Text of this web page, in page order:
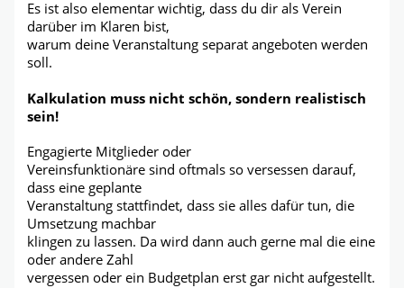
Es ist also elementar wichtig, dass du dir als Verein
darüber im Klaren bist,
warum deine Veranstaltung separat angeboten werden
soll.
Kalkulation muss nicht schön, sondern realistisch
sein!
Engagierte Mitglieder oder
Vereinsfunktionäre sind oftmals so versessen darauf,
dass eine geplante
Veranstaltung stattfindet, dass sie alles dafür tun, die
Umsetzung machbar
klingen zu lassen. Da wird dann auch gerne mal die eine
oder andere Zahl
vergessen oder ein Budgetplan erst gar nicht aufgestellt.